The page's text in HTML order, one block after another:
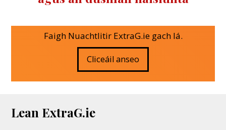
Faigh Nuachtlitir ExtraG.ie gach lá.
Cliceáil anseo
Lean ExtraG.ie